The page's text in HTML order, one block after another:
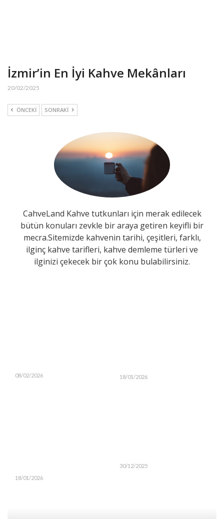
İzmir’in En İyi Kahve Mekânları
20/02/2025
ÖNCEKI SONRAKI
CahveLand Kahve tutkunları için merak edilecek
bütün konuları zevkle bir araya getiren keyifli bir
mecra.Sitemizde kahvenin tarihi, çeşitleri, farklı,
ilginç kahve tarifleri, kahve demleme türleri ve
ilginizi çekecek bir çok konu bulabilirsiniz.
08/02/2026 18/01/2026
18/01/2026
30/12/2025